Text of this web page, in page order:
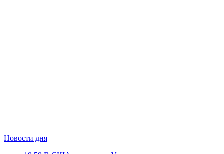
Новости дня